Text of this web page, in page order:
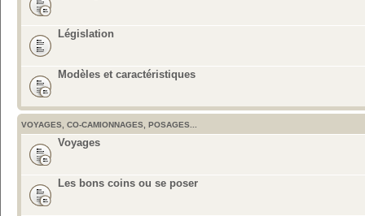
Législation
Modèles et caractéristiques
VOYAGES, CO-CAMIONNAGES, POSAGES...
Voyages
Les bons coins ou se poser